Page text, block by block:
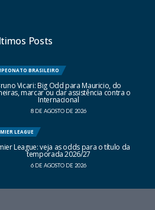
Posts
BRASILEIRO
Vicari: Big Odd para Mauricio, do
marcar ou dar assistência contra o
Internacional
8 DE AGOSTO DE 2026
LEAGUE
League: veja as odds para o título da
temporada 2026/27
6 DE AGOSTO DE 2026